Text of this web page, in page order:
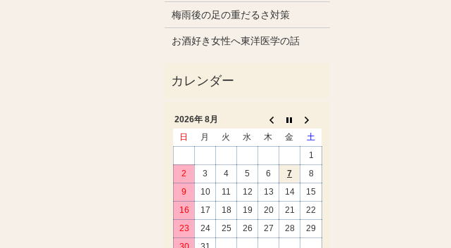
梅雨後の足の重だるさ対策
お酒好き女性へ東洋医学の話
2026年 8月
日
月 火 水 木 金
土
1
2
3 4 5 6 7
8
9
10 11 12 13 14
15
16
17 18 19 20 21
22
23
24 25 26 27 28
29